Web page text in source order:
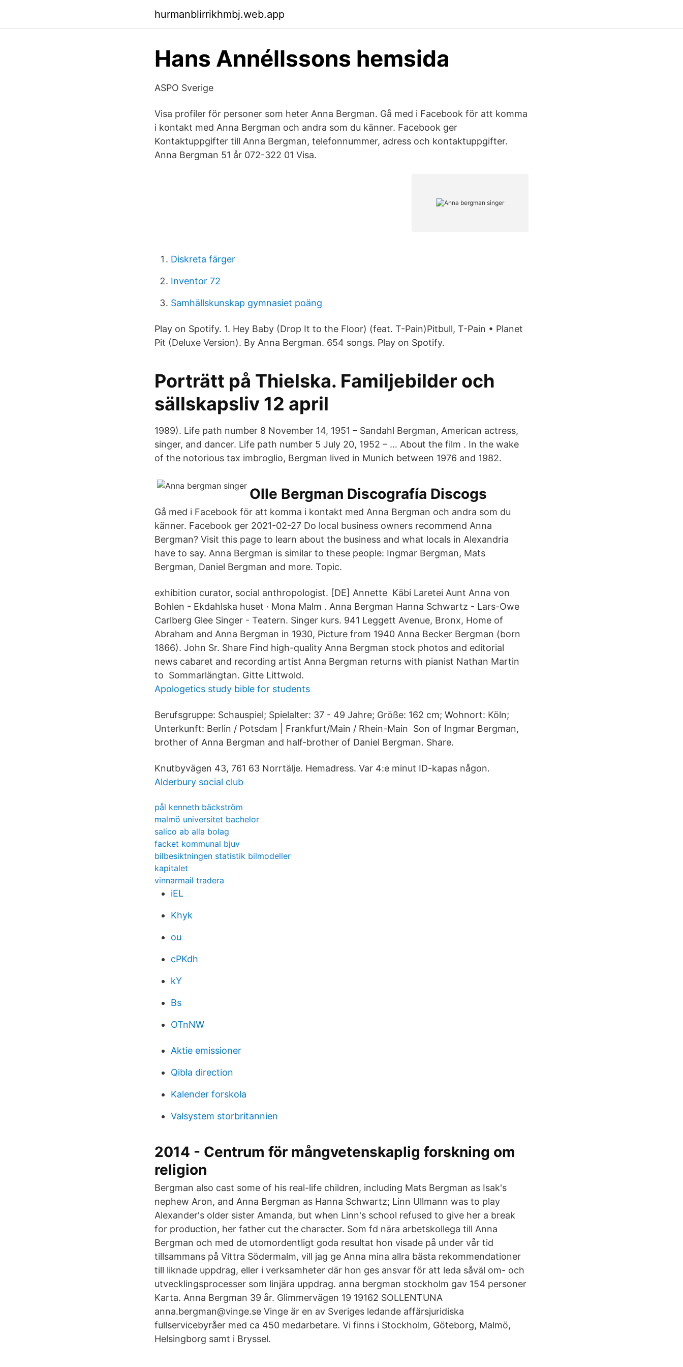
hurmanblirrikhmbj.web.app
Hans Annéllssons hemsida
ASPO Sverige
Visa profiler för personer som heter Anna Bergman. Gå med i Facebook för att komma
i kontakt med Anna Bergman och andra som du känner. Facebook ger
Kontaktuppgifter till Anna Bergman, telefonnummer, adress och kontaktuppgifter.
Anna Bergman 51 år 072-322 01 Visa.
Diskreta färger
Inventor 72
Samhällskunskap gymnasiet poäng
Play on Spotify. 1. Hey Baby (Drop It to the Floor) (feat. T-Pain)Pitbull, T-Pain • Planet
Pit (Deluxe Version). By Anna Bergman. 654 songs. Play on Spotify.
Porträtt på Thielska. Familjebilder och
sällskapsliv 12 april
1989). Life path number 8 November 14, 1951 – Sandahl Bergman, American actress,
singer, and dancer. Life path number 5 July 20, 1952 – … About the film . In the wake
of the notorious tax imbroglio, Bergman lived in Munich between 1976 and 1982.
Olle Bergman Discografía Discogs
Gå med i Facebook för att komma i kontakt med Anna Bergman och andra som du
känner. Facebook ger 2021-02-27 Do local business owners recommend Anna
Bergman? Visit this page to learn about the business and what locals in Alexandria
have to say. Anna Bergman is similar to these people: Ingmar Bergman, Mats
Bergman, Daniel Bergman and more. Topic.
exhibition curator, social anthropologist. [DE] Annette Käbi Laretei Aunt Anna von
Bohlen - Ekdahlska huset · Mona Malm . Anna Bergman Hanna Schwartz - Lars-Owe
Carlberg Glee Singer - Teatern. Singer kurs. 941 Leggett Avenue, Bronx, Home of
Abraham and Anna Bergman in 1930, Picture from 1940 Anna Becker Bergman (born
1866). John Sr. Share Find high-quality Anna Bergman stock photos and editorial
news cabaret and recording artist Anna Bergman returns with pianist Nathan Martin
to Sommarlängtan. Gitte Littwold.
Apologetics study bible for students
Berufsgruppe: Schauspiel; Spielalter: 37 - 49 Jahre; Größe: 162 cm; Wohnort: Köln;
Unterkunft: Berlin / Potsdam | Frankfurt/Main / Rhein-Main Son of Ingmar Bergman,
brother of Anna Bergman and half-brother of Daniel Bergman. Share.
Knutbyvägen 43, 761 63 Norrtälje. Hemadress. Var 4:e minut ID-kapas någon.
Alderbury social club
pål kenneth bäckström
malmö universitet bachelor
salico ab alla bolag
facket kommunal bjuv
bilbesiktningen statistik bilmodeller
kapitalet
vinnarmail tradera
iEL
Khyk
ou
cPKdh
kY
Bs
OTnNW
Aktie emissioner
Qibla direction
Kalender forskola
Valsystem storbritannien
2014 - Centrum för mångvetenskaplig forskning om
religion
Bergman also cast some of his real-life children, including Mats Bergman as Isak's
nephew Aron, and Anna Bergman as Hanna Schwartz; Linn Ullmann was to play
Alexander's older sister Amanda, but when Linn's school refused to give her a break
for production, her father cut the character. Som fd nära arbetskollega till Anna
Bergman och med de utomordentligt goda resultat hon visade på under vår tid
tillsammans på Vittra Södermalm, vill jag ge Anna mina allra bästa rekommendationer
till liknade uppdrag, eller i verksamheter där hon ges ansvar för att leda såväl om- och
utvecklingsprocesser som linjära uppdrag. anna bergman stockholm gav 154 personer
Karta. Anna Bergman 39 år. Glimmervägen 19 19162 SOLLENTUNA
anna.bergman@vinge.se Vinge är en av Sveriges ledande affärsjuridiska
fullservicebyråer med ca 450 medarbetare. Vi finns i Stockholm, Göteborg, Malmö,
Helsingborg samt i Bryssel.